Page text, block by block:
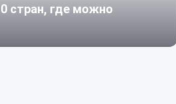
стран, где можно